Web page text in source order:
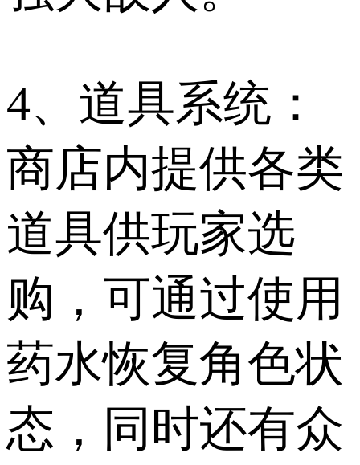
4、道具系统：
商店内提供各类
道具供玩家选
购，可通过使用
药水恢复角色状
态，同时还有众